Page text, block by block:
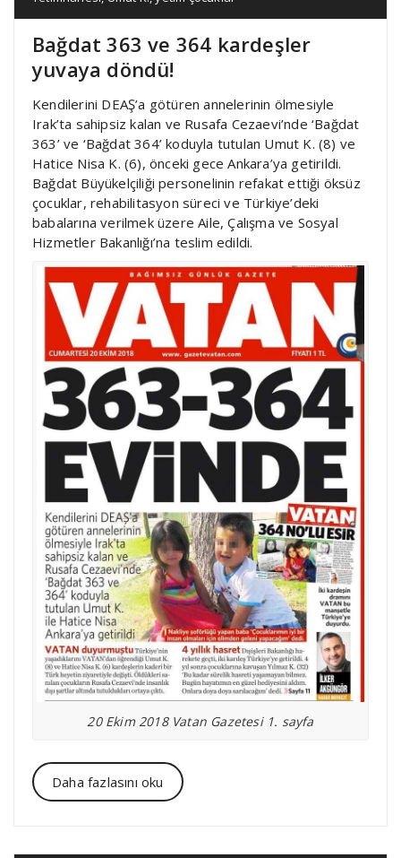
Bağdat 363 ve 364 kardeşler
yuvaya döndü!
Kendilerini DEAŞ’a götüren annelerinin ölmesiyle
Irak’ta sahipsiz kalan ve Rusafa Cezaevi’nde ‘Bağdat
363’ ve ‘Bağdat 364’ koduyla tutulan Umut K. (8) ve
Hatice Nisa K. (6), önceki gece Ankara’ya getirildi.
Bağdat Büyükelçiliği personelinin refakat ettiği öksüz
çocuklar, rehabilitasyon süreci ve Türkiye’deki
babalarına verilmek üzere Aile, Çalışma ve Sosyal
Hizmetler Bakanlığı’na teslim edildi.
20 Ekim 2018 Vatan Gazetesi 1. sayfa
Daha fazlasını oku